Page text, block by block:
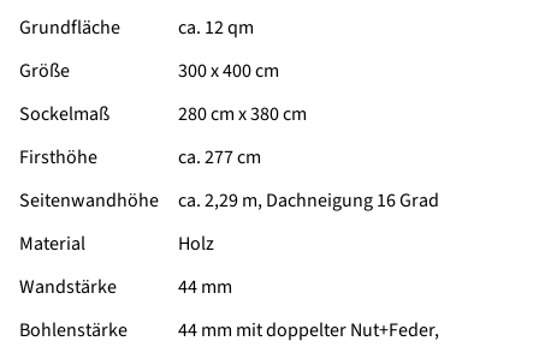
Grundfläche
ca. 12 qm
Größe
300 x 400 cm
Sockelmaß
280 cm x 380 cm
Firsthöhe
ca. 277 cm
Seitenwandhöhe
ca. 2,29 m, Dachneigung 16 Grad
Material
Holz
Wandstärke
44 mm
Bohlenstärke
44 mm mit doppelter Nut+Feder,